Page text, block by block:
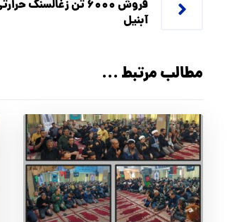
آبنیل
مطالب مرتبط ...